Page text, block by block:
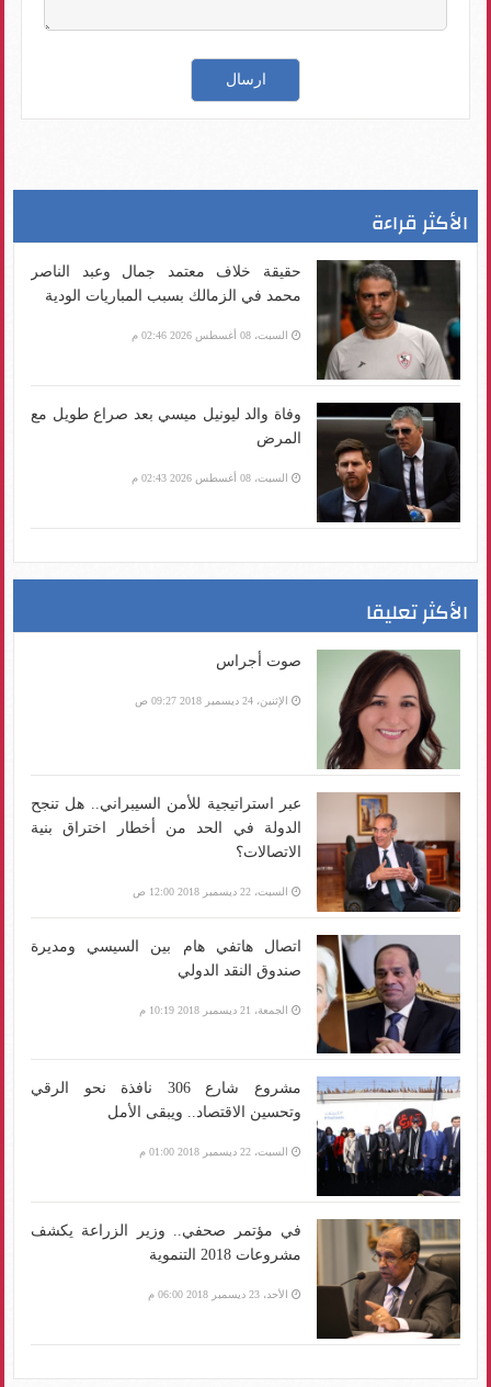
الأكثر قراءة
حقيقة خلاف معتمد جمال وعبد الناصر
محمد في الزمالك بسبب المباريات الودية
السبت، 08 أغسطس 2026 02:46 م
وفاة والد ليونيل ميسي بعد صراع طويل مع
المرض
السبت، 08 أغسطس 2026 02:43 م
الأكثر تعليقا
صوت أجراس
الإثنين، 24 ديسمبر 2018 09:27 ص
عبر استراتيجية للأمن السيبراني.. هل تنجح
الدولة في الحد من أخطار اختراق بنية
الاتصالات؟
السبت، 22 ديسمبر 2018 12:00 ص
اتصال هاتفي هام بين السيسي ومديرة
صندوق النقد الدولي
الجمعة، 21 ديسمبر 2018 10:19 م
مشروع شارع 306 نافذة نحو الرقي
وتحسين الاقتصاد.. ويبقى الأمل
السبت، 22 ديسمبر 2018 01:00 م
في مؤتمر صحفي.. وزير الزراعة يكشف
مشروعات 2018 التنموية
الأحد، 23 ديسمبر 2018 06:00 م